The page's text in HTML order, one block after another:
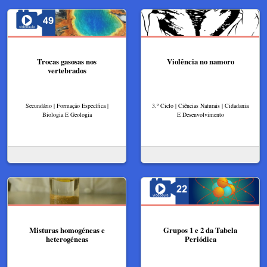
Trocas gasosas nos
vertebrados
Secundário | Formação Específica |
Biologia E Geologia
Violência no namoro
3.º Ciclo | Ciências Naturais | Cidadania
E Desenvolvimento
Misturas homogéneas e
heterogéneas
Grupos 1 e 2 da Tabela
Periódica